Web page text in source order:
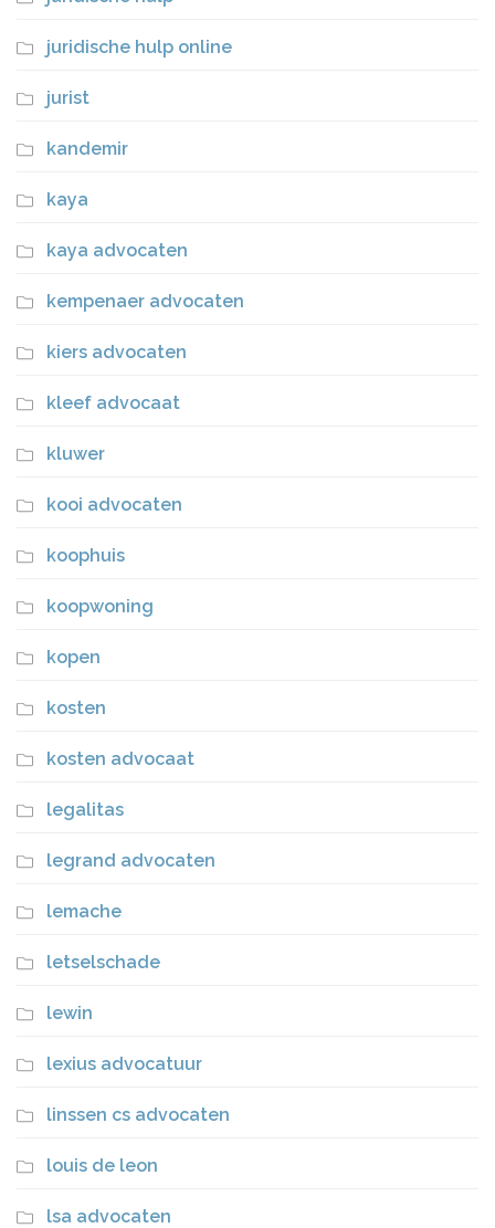
juridische hulp online
jurist
kandemir
kaya
kaya advocaten
kempenaer advocaten
kiers advocaten
kleef advocaat
kluwer
kooi advocaten
koophuis
koopwoning
kopen
kosten
kosten advocaat
legalitas
legrand advocaten
lemache
letselschade
lewin
lexius advocatuur
linssen cs advocaten
louis de leon
lsa advocaten